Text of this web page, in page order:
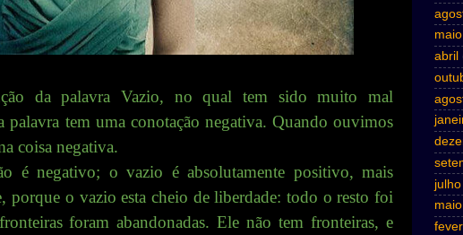
da palavra Vazio, no qual tem sido muito mal
palavra tem uma conotação negativa. Quando ouvimos
coisa negativa.
é negativo; o vazio é absolutamente positivo, mais
porque o vazio esta cheio de liberdade: todo o resto foi
foram abandonadas. Ele não tem fronteiras, e
maio
abril
julho
maio